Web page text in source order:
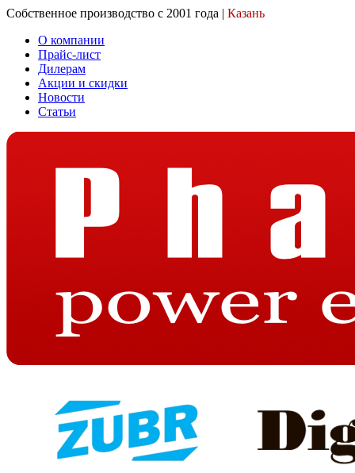
Собственное производство с 2001 года | Казань
О компании
Прайс-лист
Дилерам
Акции и скидки
Новости
Статьи